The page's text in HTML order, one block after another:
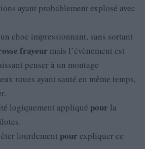
ayant probablement explosé avec
choc impressionnant, sans sortant
frayeur mais l’évènement est
penser à un montage
roues ayant sauté en même temps,
logiquement appliqué pour la
lourdement pour expliquer ce